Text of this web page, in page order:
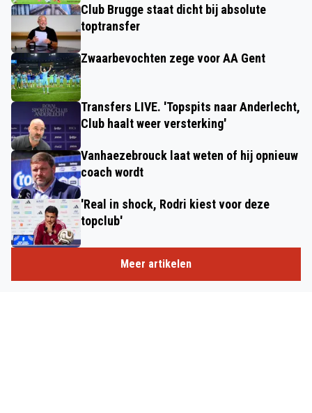
Club Brugge staat dicht bij absolute
toptransfer
Zwaarbevochten zege voor AA Gent
Transfers LIVE. 'Topspits naar Anderlecht,
Club haalt weer versterking'
Vanhaezebrouck laat weten of hij opnieuw
coach wordt
'Real in shock, Rodri kiest voor deze
topclub'
Meer artikelen